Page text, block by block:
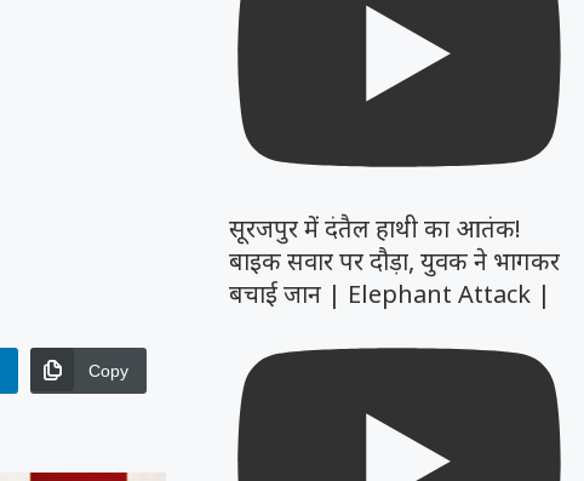
Copy
सूरजपुर में दंतैल हाथी का आतंक!
बाइक सवार पर दौड़ा, युवक ने भागकर
बचाई जान | Elephant Attack |